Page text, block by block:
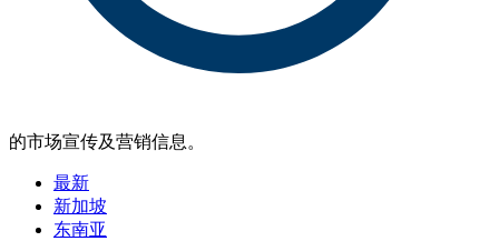
的市场宣传及营销信息。
最新
新加坡
东南亚